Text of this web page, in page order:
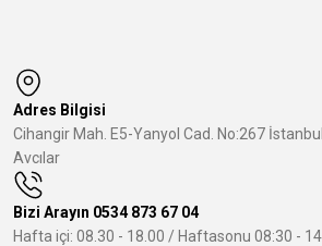
Adres Bilgisi
Cihangir Mah. E5-Yanyol Cad. No:267
Avcılar
Bizi Arayın 0534 873 67 04
Hafta içi: 08.30 - 18.00 / Haftasonu 08:30 -